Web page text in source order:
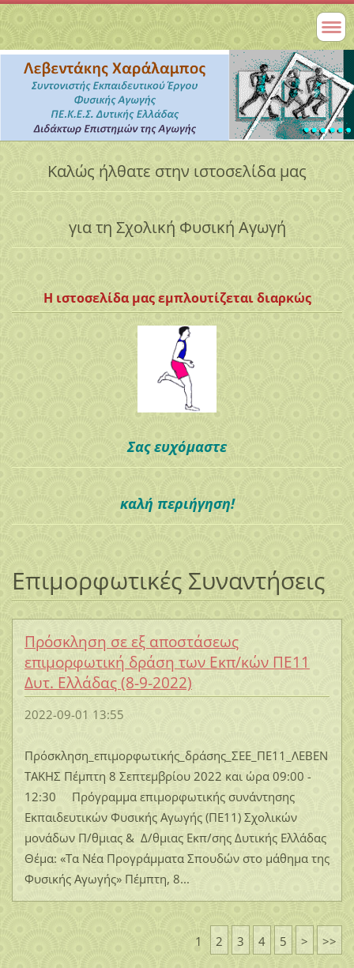
Καλώς ήλθατε στην ιστοσελίδα μας
για τη Σχολική Φυσική Αγωγή
Η ιστοσελίδα μας εμπλουτίζεται διαρκώς
Σας ευχόμαστε
καλή περιήγηση!
Επιμορφωτικές Συναντήσεις
Πρόσκληση σε εξ αποστάσεως
επιμορφωτική δράση των Εκπ/κών ΠΕ11
Δυτ. Ελλάδας (8-9-2022)
2022-09-01 13:55
Πρόσκληση_επιμορφωτικής_δράσης_ΣΕΕ_ΠΕ11_ΛΕΒΕΝ
ΤΑΚΗΣ Πέμπτη 8 Σεπτεμβρίου 2022 και ώρα 09:00 -
12:30 Πρόγραμμα επιμορφωτικής συνάντησης
Εκπαιδευτικών Φυσικής Αγωγής (ΠΕ11) Σχολικών
μονάδων Π/θμιας & Δ/θμιας Εκπ/σης Δυτικής Ελλάδας
Θέμα: «Τα Νέα Προγράμματα Σπουδών στο μάθημα της
Φυσικής Αγωγής» Πέμπτη, 8...
1 2 3 4 5 > >>